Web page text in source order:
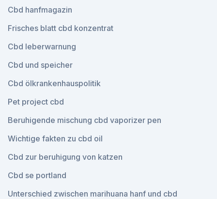
Cbd hanfmagazin
Frisches blatt cbd konzentrat
Cbd leberwarnung
Cbd und speicher
Cbd ölkrankenhauspolitik
Pet project cbd
Beruhigende mischung cbd vaporizer pen
Wichtige fakten zu cbd oil
Cbd zur beruhigung von katzen
Cbd se portland
Unterschied zwischen marihuana hanf und cbd